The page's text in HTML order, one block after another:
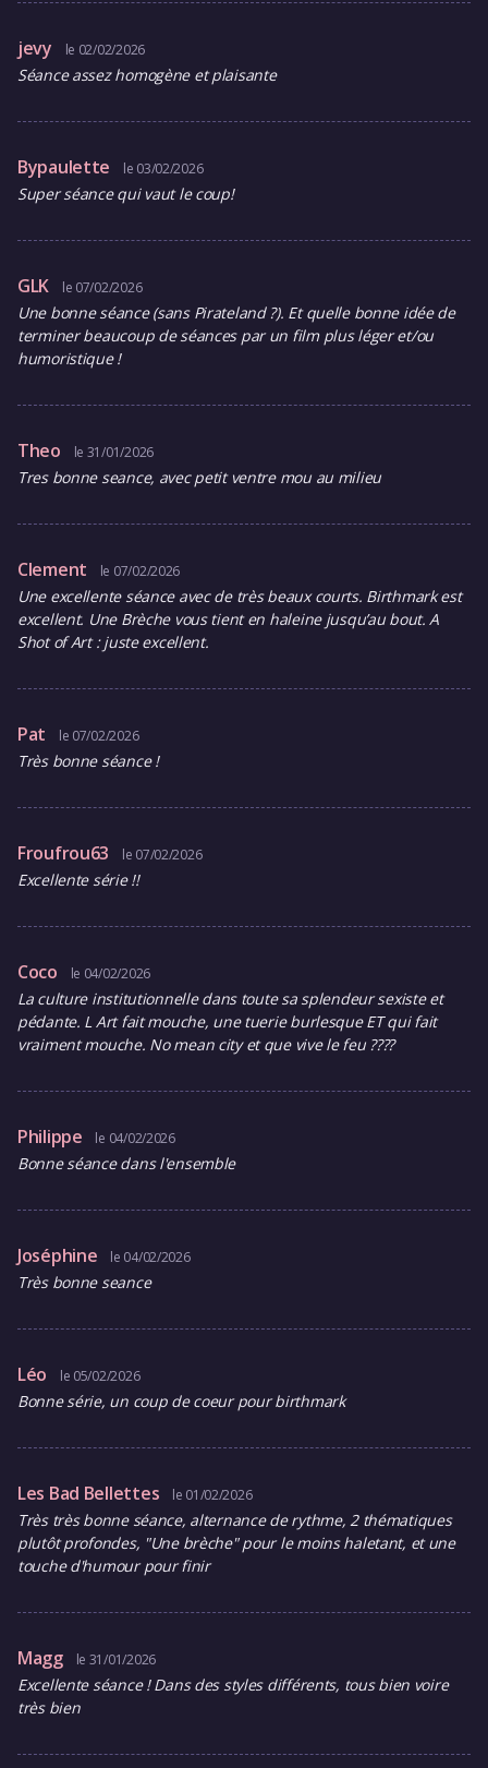
jevy le 02/02/2026
Séance assez homogène et plaisante
Bypaulette le 03/02/2026
Super séance qui vaut le coup!
GLK le 07/02/2026
Une bonne séance (sans Pirateland ?). Et quelle bonne idée de
terminer beaucoup de séances par un film plus léger et/ou
humoristique !
Theo le 31/01/2026
Tres bonne seance, avec petit ventre mou au milieu
Clement le 07/02/2026
Une excellente séance avec de très beaux courts. Birthmark est
excellent. Une Brèche vous tient en haleine jusqu’au bout. A
Shot of Art : juste excellent.
Pat le 07/02/2026
Très bonne séance !
Froufrou63 le 07/02/2026
Excellente série !!
Coco le 04/02/2026
La culture institutionnelle dans toute sa splendeur sexiste et
pédante. L Art fait mouche, une tuerie burlesque ET qui fait
vraiment mouche. No mean city et que vive le feu ????
Philippe le 04/02/2026
Bonne séance dans l'ensemble
Joséphine le 04/02/2026
Très bonne seance
Léo le 05/02/2026
Bonne série, un coup de coeur pour birthmark
Les Bad Bellettes le 01/02/2026
Très très bonne séance, alternance de rythme, 2 thématiques
plutôt profondes, "Une brèche" pour le moins haletant, et une
touche d'humour pour finir
Magg le 31/01/2026
Excellente séance ! Dans des styles différents, tous bien voire
très bien